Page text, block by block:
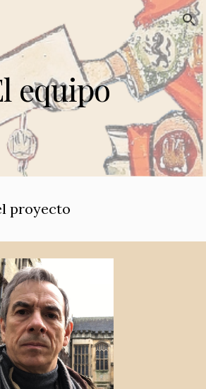
Skip to navigation
equipo
proyecto